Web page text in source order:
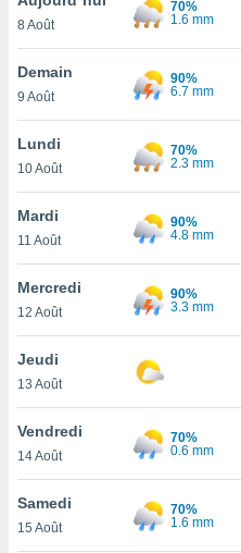
et
»,
au
vous
qu'ils
ou
le
ainsi
un
la
du
en
8 Août
70%
1.6 mm
Demain
9 Août
90%
6.7 mm
Lundi
10 Août
70%
2.3 mm
Mardi
11 Août
90%
4.8 mm
Mercredi
12 Août
90%
3.3 mm
Jeudi
13 Août
Vendredi
14 Août
70%
0.6 mm
Samedi
15 Août
70%
1.6 mm